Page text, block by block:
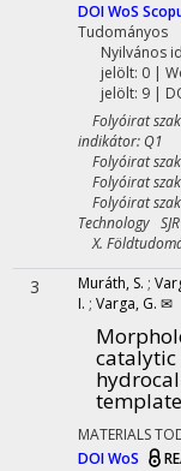
DOIWoS
Tudományos
Nyilvános
jelölt: 0 |
jelölt: 9 |
Folyóirat
indikátor: Q1
Folyóirat
Folyóirat
Folyóirat
Technology
X.
3 Muráth, S. ;
I. ; Varga, G. ✉
MATERIALS
DOIWoS